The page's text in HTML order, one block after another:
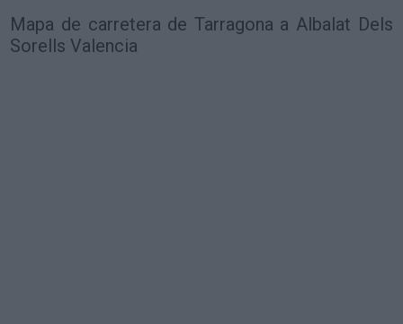
Mapa de carretera de Tarragona a Albalat Dels
Sorells Valencia